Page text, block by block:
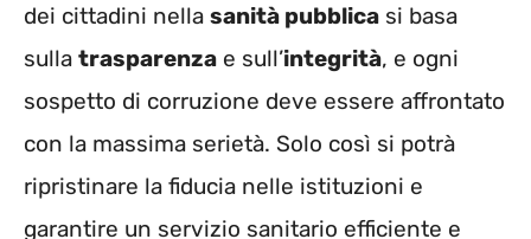
dei cittadini nella sanità pubblica si basa
sulla trasparenza e sull’integrità, e ogni
sospetto di corruzione deve essere affrontato
con la massima serietà. Solo così si potrà
ripristinare la fiducia nelle istituzioni e
garantire un servizio sanitario efficiente e